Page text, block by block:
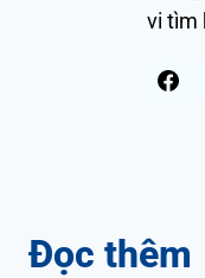
vi tìm
Đọc thêm